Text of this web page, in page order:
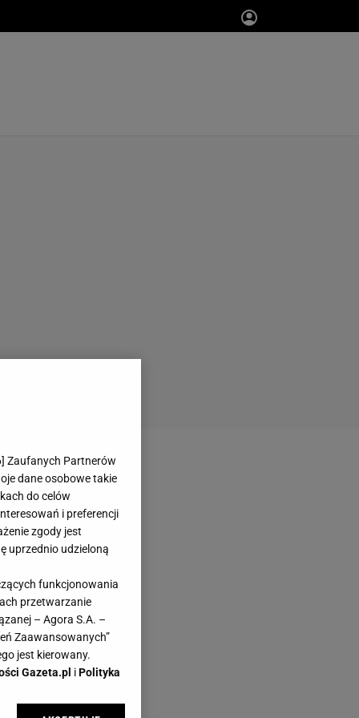
] Zaufanych Partnerów
dane osobowe takie
do celów
i preferencji
zgody jest
uprzednio udzieloną
funkcjonowania
przetwarzanie
– Agora S.A. –
Zaawansowanych”
jest kierowany.
Gazeta.pl iPolityka